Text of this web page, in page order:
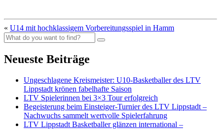
« U14 mit hochklassigem Vorbereitungsspiel in Hamm
Neueste Beiträge
Ungeschlagene Kreismeister: U10-Basketballer des LTV
Lippstadt krönen fabelhafte Saison
LTV Spielerinnen bei 3×3 Tour erfolgreich
Begeisterung beim Einsteiger-Turnier des LTV Lippstadt –
Nachwuchs sammelt wertvolle Spielerfahrung
LTV Lippstadt Basketballer glänzen international –